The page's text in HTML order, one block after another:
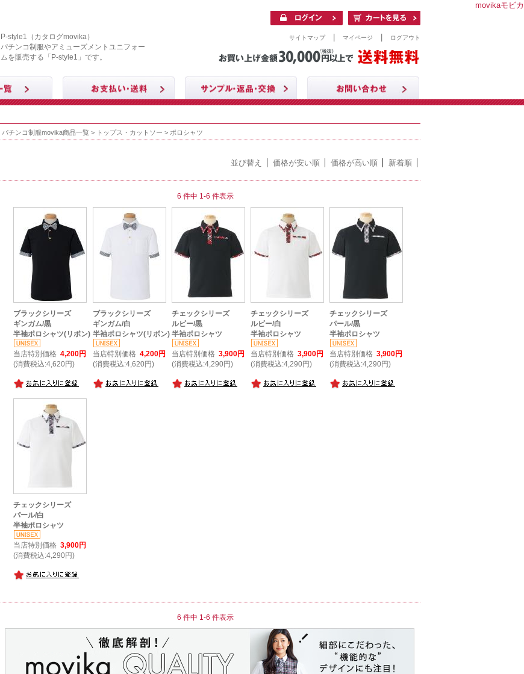
movikaモビカ
P-style1（カタログmovika）
パチンコ制服やアミューズメントユニフォー
ムを販売する「P-style1」です。
サイトマップ| マイページ ログアウト
パチンコ制服movika商品一覧 > トップス・カットソー > ポロシャツ
並び替え 価格が安い順 価格が高い順 新着順
6 件中 1-6 件表示
ブラックシリーズ
ギンガム/黒
半袖ポロシャツ(リボン)
当店特別価格 4,200円
(消費税込:4,620円)
ブラックシリーズ
ギンガム/白
半袖ポロシャツ(リボン)
当店特別価格 4,200円
(消費税込:4,620円)
チェックシリーズ
ルビー/黒
半袖ポロシャツ
当店特別価格 3,900円
(消費税込:4,290円)
チェックシリーズ
ルビー/白
半袖ポロシャツ
当店特別価格 3,900円
(消費税込:4,290円)
チェックシリーズ
パール/黒
半袖ポロシャツ
当店特別価格 3,900円
(消費税込:4,290円)
チェックシリーズ
パール/白
半袖ポロシャツ
当店特別価格 3,900円
(消費税込:4,290円)
6 件中 1-6 件表示